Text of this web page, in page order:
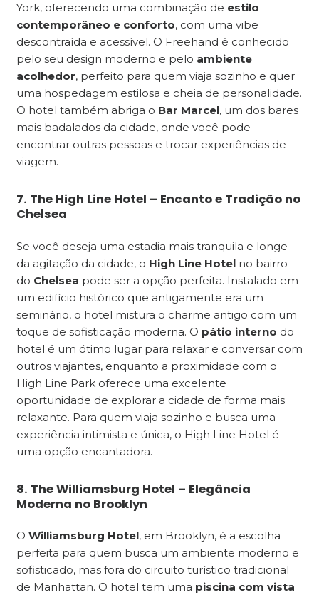
York, oferecendo uma combinação de estilo
contemporâneo e conforto, com uma vibe
descontraída e acessível. O Freehand é conhecido
pelo seu design moderno e pelo ambiente
acolhedor, perfeito para quem viaja sozinho e quer
uma hospedagem estilosa e cheia de personalidade.
O hotel também abriga o Bar Marcel, um dos bares
mais badalados da cidade, onde você pode
encontrar outras pessoas e trocar experiências de
viagem.
7. The High Line Hotel – Encanto e Tradição no
Chelsea
Se você deseja uma estadia mais tranquila e longe
da agitação da cidade, o High Line Hotelno bairro
do Chelsea pode ser a opção perfeita. Instalado em
um edifício histórico que antigamente era um
seminário, o hotel mistura o charme antigo com um
toque de sofisticação moderna. O pátio interno do
hotel é um ótimo lugar para relaxar e conversar com
outros viajantes, enquanto a proximidade com o
High Line Park oferece uma excelente
oportunidade de explorar a cidade de forma mais
relaxante. Para quem viaja sozinho e busca uma
experiência intimista e única, o High Line Hotel é
uma opção encantadora.
8. The Williamsburg Hotel – Elegância
Moderna no Brooklyn
O Williamsburg Hotel, em Brooklyn, é a escolha
perfeita para quem busca um ambiente moderno e
sofisticado, mas fora do circuito turístico tradicional
de Manhattan. O hotel tem uma piscina com vista